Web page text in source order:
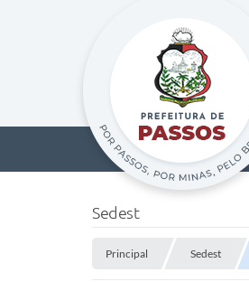
Sedest
Principal Sedest